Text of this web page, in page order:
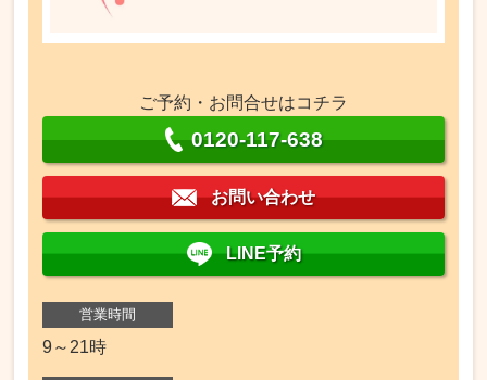
ご予約・お問合せはコチラ
0120-117-638
お問い合わせ
LINE予約
営業時間
9～21時